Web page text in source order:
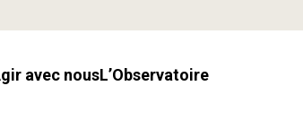
Agir avec nous l’Observatoire